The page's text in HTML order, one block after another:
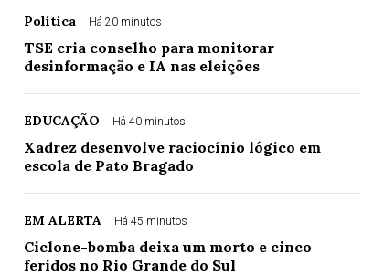
Política Há 20 minutos
TSE cria conselho para monitorar
desinformação e IA nas eleições
EDUCAÇÃO Há 40 minutos
Xadrez desenvolve raciocínio lógico em
escola de Pato Bragado
EM ALERTA Há 45 minutos
Ciclone-bomba deixa um morto e cinco
feridos no Rio Grande do Sul